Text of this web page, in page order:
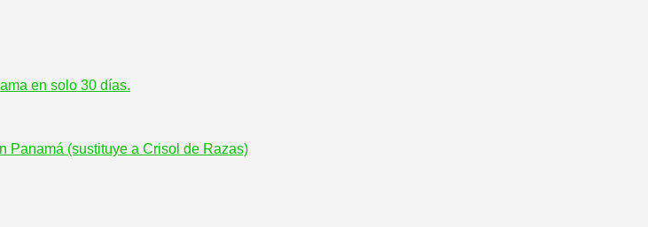
en solo 30 días.
Panamá (sustituye a Crisol de Razas)